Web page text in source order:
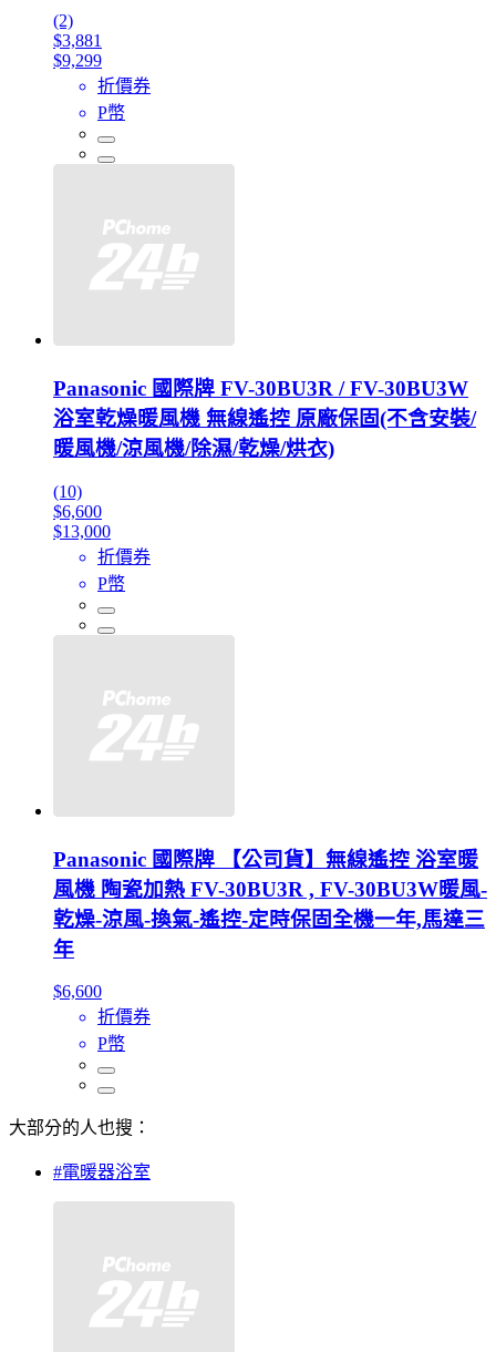
(2)
$3,881
$9,299
折價券
P幣
Panasonic 國際牌 FV-30BU3R / FV-30BU3W
浴室乾燥暖風機 無線遙控 原廠保固(不含安裝/
暖風機/涼風機/除濕/乾燥/烘衣)
(10)
$6,600
$13,000
折價券
P幣
Panasonic 國際牌 【公司貨】無線遙控 浴室暖
風機 陶瓷加熱 FV-30BU3R , FV-30BU3W暖風-
乾燥-涼風-換氣-遙控-定時保固全機一年,馬達三
年
$6,600
折價券
P幣
大部分的人也搜：
#電暖器浴室